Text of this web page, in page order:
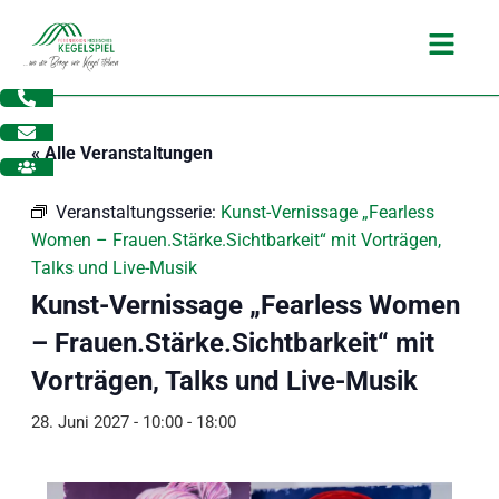
Inhalt
springen
Main
« Alle Veranstaltungen
Veranstaltungsserie: Kunst-Vernissage „Fearless
Women – Frauen.Stärke.Sichtbarkeit“ mit Vorträgen,
Talks und Live-Musik
Kunst-Vernissage „Fearless Women
– Frauen.Stärke.Sichtbarkeit“ mit
Vorträgen, Talks und Live-Musik
28. Juni 2027 - 10:00- 18:00